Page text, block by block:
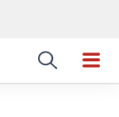
Enlace